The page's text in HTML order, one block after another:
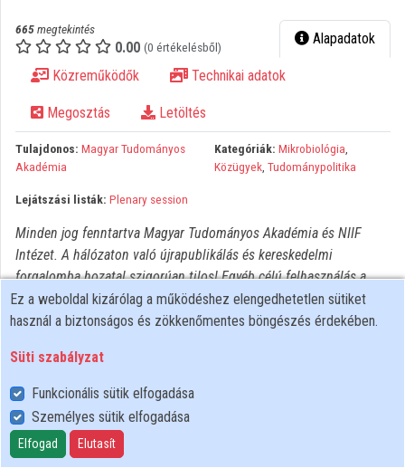
Intézményi listák
665megtekintés
0.00 (0 értékelésből) Alapadatok
Közreműködők Technikai adatok
Megosztás Letöltés
Tulajdonos: Magyar Tudományos
Akadémia
Kategóriák: Mikrobiológia,
Közügyek, Tudománypolitika
Lejátszási listák: Plenary session
Minden jog fenntartva Magyar Tudományos Akadémia és NIIF
Intézet. A hálózaton való újrapublikálás és kereskedelmi
forgalomba hozatal szigorúan tilos! Egyéb célú felhasználás a
jogtulajdonos(ok) engedélyéhez kötött.
Felhasználói szabályzat
Adatkezelési tájékoztató
Süti szabályzat
Ez a weboldal kizárólag a működéshez elengedhetetlen sütiket
használ a biztonságos és zökkenőmentes böngészés érdekében.
Süti szabályzat
Funkcionális sütik elfogadása
Személyes sütik elfogadása
Elfogad Elutasít